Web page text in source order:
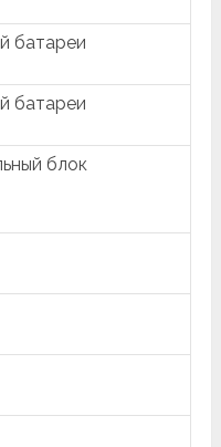
батареи
батареи
блок